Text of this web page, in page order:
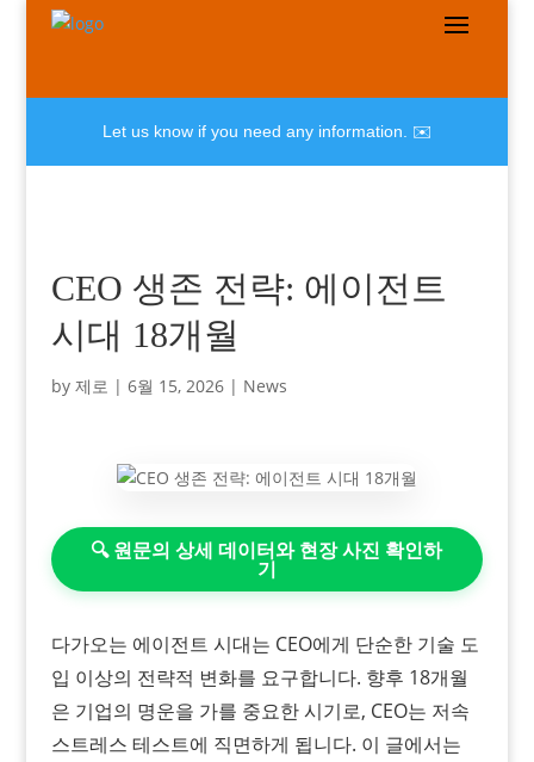
Let us know if you need any information. ✉️
CEO 생존 전략: 에이전트
시대 18개월
by 제로 | 6월 15, 2026| News
🔍 원문의 상세 데이터와 현장 사진 확인하
기
다가오는 에이전트 시대는 CEO에게 단순한 기술 도
입 이상의 전략적 변화를 요구합니다. 향후 18개월
은 기업의 명운을 가를 중요한 시기로, CEO는 저속
스트레스 테스트에 직면하게 됩니다. 이 글에서는